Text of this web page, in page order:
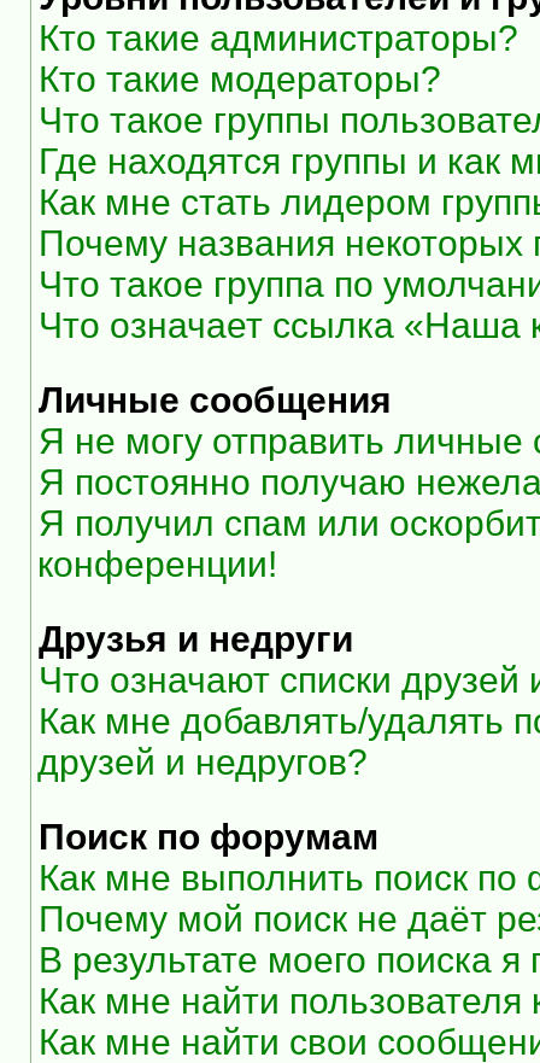
Кто такие администраторы?
Кто такие модераторы?
Что такое группы
Где находятся группы и как
Как мне стать лидером
Почему названия
Что такое группа по
Что означает ссылка «Наша
Личные сообщения
Я не могу отправить
Я постоянно получаю
Я получил спам или
конференции!
Друзья и недруги
Что означают списки друзей
Как мне добавлять/удалять
друзей и недругов?
Поиск по форумам
Как мне выполнить поиск
Почему мой поиск не даёт
В результате моего поиска
Как мне найти
Как мне найти свои